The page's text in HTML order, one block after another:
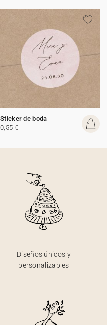
Sticker de boda
0,55 €
Diseños únicos y
personalizables